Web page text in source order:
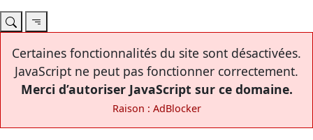
Certaines fonctionnalités du site sont désactivées.
JavaScript ne peut pas fonctionner correctement.
Merci d’autoriser JavaScript sur ce domaine.
Raison : AdBlocker